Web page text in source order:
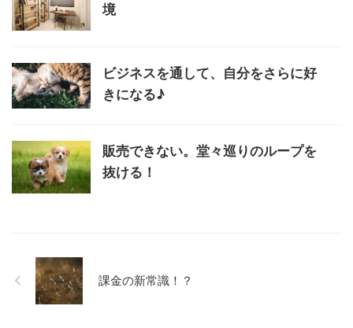
境
ビジネスを通して、自分をさらに好
きになる♪
販売できない。堂々巡りのループを
抜ける！
課金の新常識！？